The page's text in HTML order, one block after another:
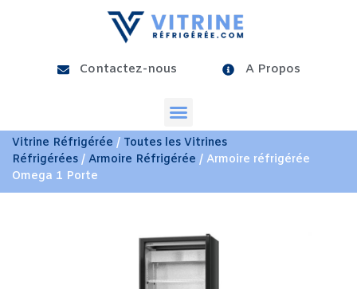
Contactez-nous A Propos
Vitrine Réfrigérée / Toutes les Vitrines
Réfrigérées / Armoire Réfrigérée / Armoire réfrigérée
Omega 1 Porte